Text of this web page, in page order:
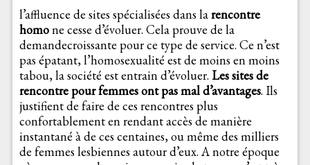
l’affluence de sites spécialisées dans larencontre
homone cesse d’évoluer. Cela prouve de la
demandecroissante pour ce type de service. Ce n’est
pas épatant, l’homosexualité est de moins en moins
tabou, la société est entrain d’évoluer. Les sites de
rencontre pour femmes ont pas mal d’avantages. Ils
justifient de faire de ces rencontres plus
confortablement en rendant accès de manière
instantané à de ces centaines, ou même des milliers
de femmes lesbiennes autour d’eux. A notre époque